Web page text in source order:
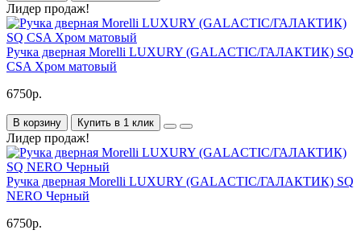
Лидер продаж!
Ручка дверная Morelli LUXURY (GALACTIC/ГАЛАКТИК) SQ
CSA Хром матовый
6750р.
В корзину Купить в 1 клик
Лидер продаж!
Ручка дверная Morelli LUXURY (GALACTIC/ГАЛАКТИК) SQ
NERO Черный
6750р.